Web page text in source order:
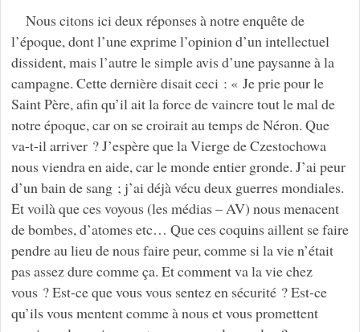
Nous citons ici deux réponses à notre enquête de
l’époque, dont l’une exprime l’opinion d’un intellectuel
dissident, mais l’autre le simple avis d’une paysanne à la
campagne. Cette dernière disait ceci : « Je prie pour le
Saint Père, afin qu’il ait la force de vaincre tout le mal de
notre époque, car on se croirait au temps de Néron. Que
va-t-il arriver ? J’espère que la Vierge de Czestochowa
nous viendra en aide, car le monde entier gronde. J’ai peur
d’un bain de sang ; j’ai déjà vécu deux guerres mondiales.
Et voilà que ces voyous (les médias – AV) nous menacent
de bombes, d’atomes etc… Que ces coquins aillent se faire
pendre au lieu de nous faire peur, comme si la vie n’était
pas assez dure comme ça. Et comment va la vie chez
vous ? Est-ce que vous vous sentez en sécurité ? Est-ce
qu’ils vous mentent comme à nous et vous promettent